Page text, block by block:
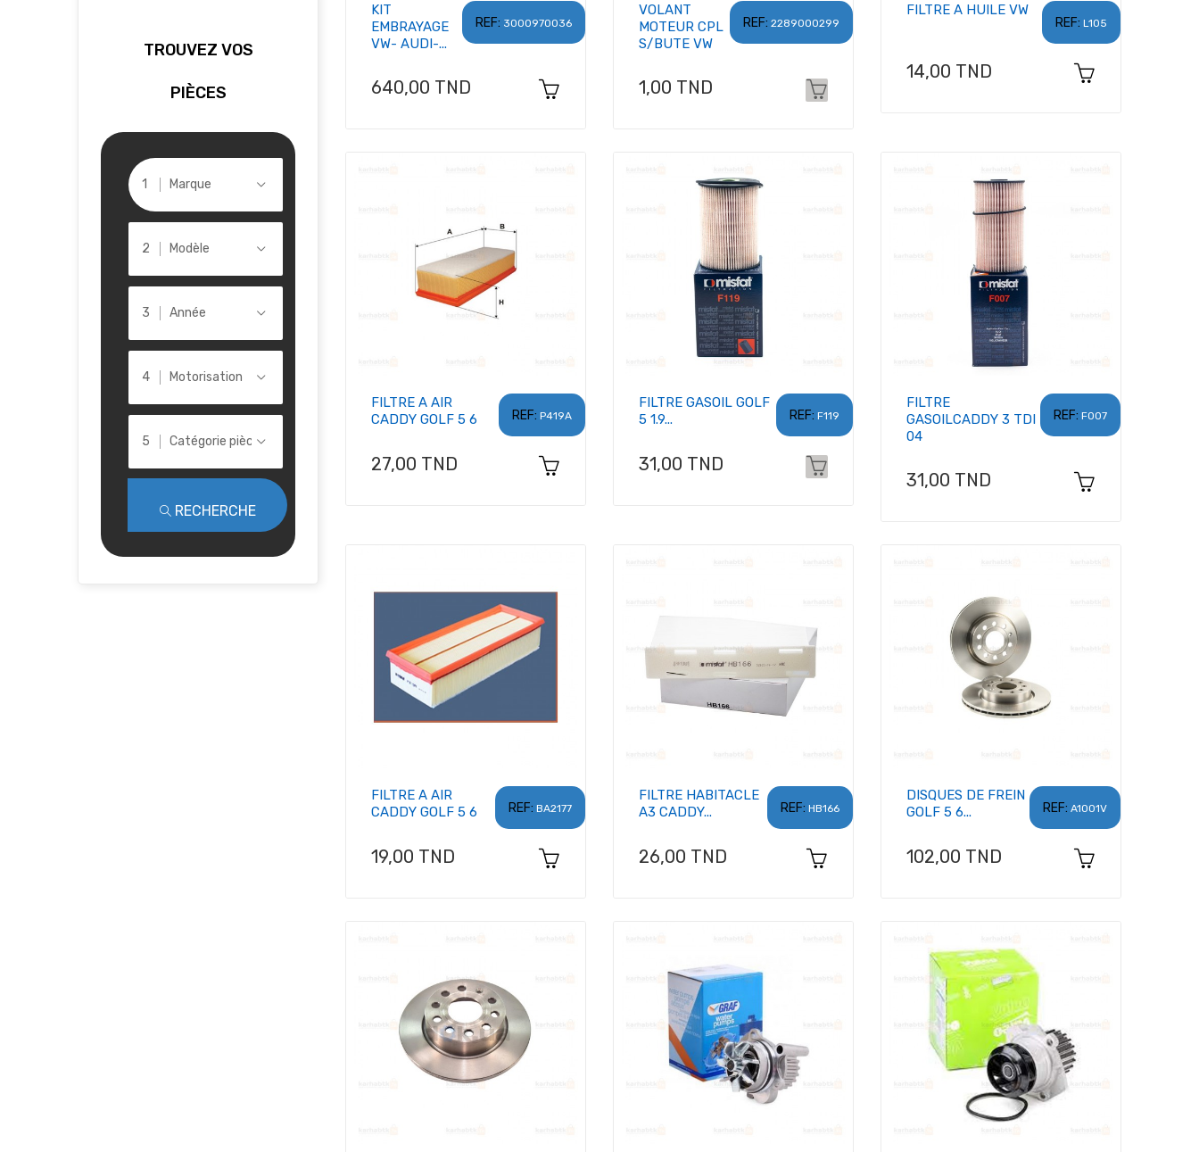
TROUVEZ VOS
PIÈCES
Marque
Modèle
Année
Motorisation
Catégorie pièce
RECHERCHE
REF: 3000970036
KIT
EMBRAYAGE
VW- AUDI-...
Prix
640,00 TND
REF: 2289000299
VOLANT
MOTEUR CPL
S/BUTE VW
Prix
1,00 TND
REF: L105
FILTRE A HUILE VW
Prix
14,00 TND
REF: P419A
FILTRE A AIR
CADDY GOLF 5 6
Prix
27,00 TND
REF: F119
FILTRE GASOIL GOLF
5 1.9...
Prix
31,00 TND
REF: F007
FILTRE
GASOILCADDY 3 TDI
04
Prix
31,00 TND
REF: BA2177
FILTRE A AIR
CADDY GOLF 5 6
Prix
19,00 TND
REF: HB166
FILTRE HABITACLE
A3 CADDY...
Prix
26,00 TND
REF: A1001V
DISQUES DE FREIN
GOLF 5 6...
Prix
102,00 TND